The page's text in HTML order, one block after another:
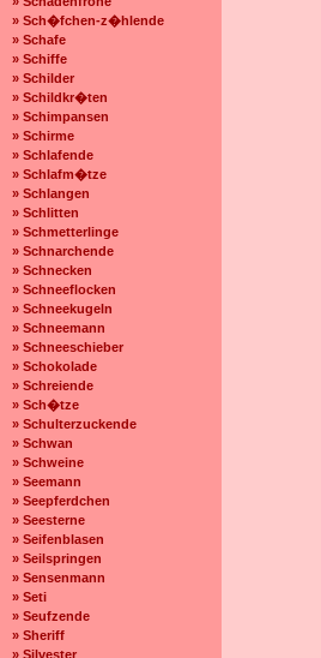
» Sch�fchen-z�hlende
» Schafe
» Schiffe
» Schilder
» Schildkr�ten
» Schimpansen
» Schirme
» Schlafende
» Schlafm�tze
» Schlangen
» Schlitten
» Schmetterlinge
» Schnarchende
» Schnecken
» Schneeflocken
» Schneekugeln
» Schneemann
» Schneeschieber
» Schokolade
» Schreiende
» Sch�tze
» Schulterzuckende
» Schwan
» Schweine
» Seemann
» Seepferdchen
» Seesterne
» Seifenblasen
» Seilspringen
» Sensenmann
» Seti
» Seufzende
» Sheriff
» Silvester